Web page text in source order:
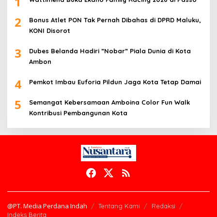
2
Bonus Atlet PON Tak Pernah Dibahas di DPRD Maluku,
KONI Disorot
3
Dubes Belanda Hadiri ”Nobar” Piala Dunia di Kota
Ambon
4 Pemkot Imbau Euforia Pildun Jaga Kota Tetap Damai
5
Semangat Kebersamaan Amboina Color Fun Walk
Kontribusi Pembangunan Kota
@PT. Media Perdana Indah Tentang Kami
Redaksi
Indeks Berita